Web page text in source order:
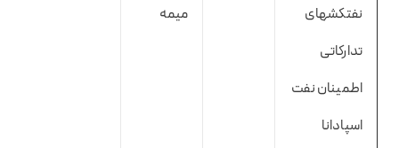
نفتکشهای
تدارکاتی
اطمینان نفت
اسپادانا
میمه